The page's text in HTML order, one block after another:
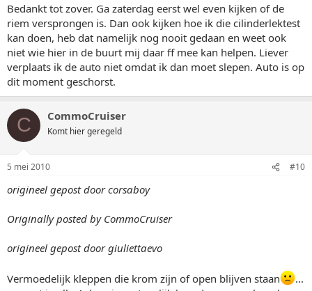
Bedankt tot zover. Ga zaterdag eerst wel even kijken of de
riem versprongen is. Dan ook kijken hoe ik die cilinderlektest
kan doen, heb dat namelijk nog nooit gedaan en weet ook
niet wie hier in de buurt mij daar ff mee kan helpen. Liever
verplaats ik de auto niet omdat ik dan moet slepen. Auto is op
dit moment geschorst.
C CommoCruiser
Komt hier geregeld
5 mei 2010 #10
origineel gepost door corsaboy
Originally posted by CommoCruiser
origineel gepost door giuliettaevo
Vermoedelijk kleppen die krom zijn of open blijven staan
...